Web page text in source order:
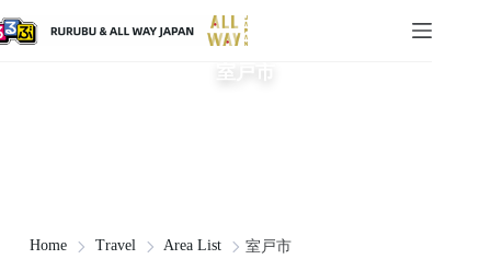
室戸市
Home Travel Area List 室戸市